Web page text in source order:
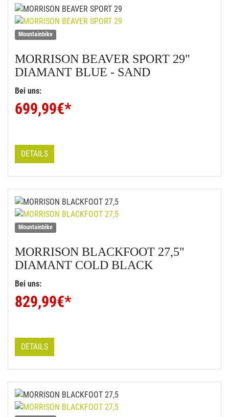
Mountainbike
MORRISON BEAVER SPORT 29"
DIAMANT BLUE - SAND
Bei uns:
699,99€*
DETAILS
Mountainbike
MORRISON BLACKFOOT 27,5"
DIAMANT COLD BLACK
Bei uns:
829,99€*
DETAILS